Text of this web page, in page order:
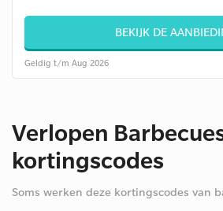
BEKIJK DE
Geldig t/m Aug 2026
Verlopen
kortingscodes
Soms werken deze kortingscodes van